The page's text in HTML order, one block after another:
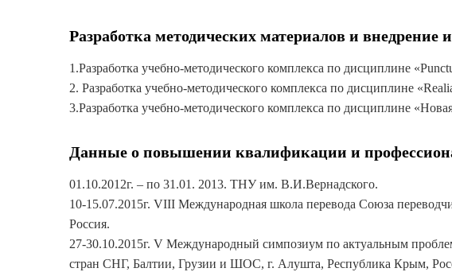
Разработка методических материалов и внедрение
1.Разработка учебно-методического комплекса по дисциплине
2. Разработка учебно-методического комплекса по дисциплине
3.Разработка учебно-методического комплекса по дисциплине
Данные о повышении квалификации и
01.10.2012г. – по 31.01. 2013. ТНУ им. В.И.Вернадского.
10-15.07.2015г. VIII Международная школа перевода Союза
Россия.
27-30.10.2015г. V Международный симпозиум по актуальным
стран СНГ, Балтии, Грузии и ШОС, г. Алушта, Республика Крым,